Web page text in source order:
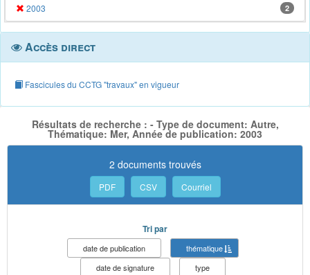
2003 2
Accès direct
Fascicules du CCTG "travaux" en vigueur
Résultats de recherche : - Type de document: Autre,
Thématique: Mer, Année de publication: 2003
2 documents trouvés
PDF CSV Courriel
Tri par
date de publication
thématique
date de signature
type